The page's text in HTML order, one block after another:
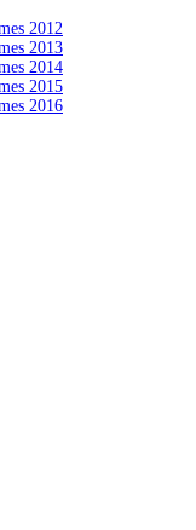
2012
2013
2014
2015
2016